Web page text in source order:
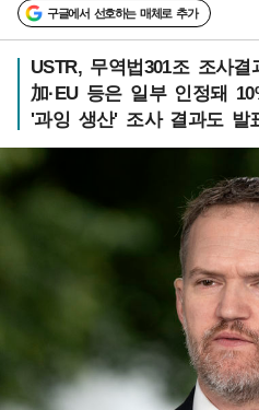
구글에서 선호하는 매체로 추가
USTR, 무역법301조 조사결
加·EU 등은 일부 인정돼
'과잉 생산' 조사 결과도 발